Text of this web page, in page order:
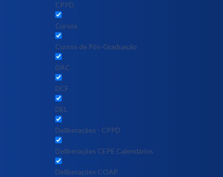
CPPD
Cursos
Cursos de Pós-Graduação
DAC
DCF
DEL
Deliberações - CPPD
Deliberações CEPE Calendários
Deliberações COAP